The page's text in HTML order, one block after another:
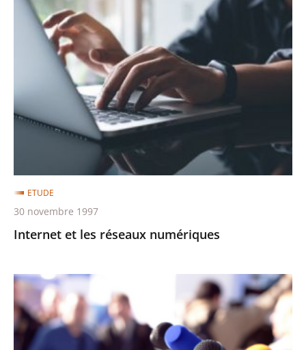
réseaux
numériques
Internet et les réseaux numériques
ETUDE
30 novembre 1997
Inventaire
méthodique
et
codification